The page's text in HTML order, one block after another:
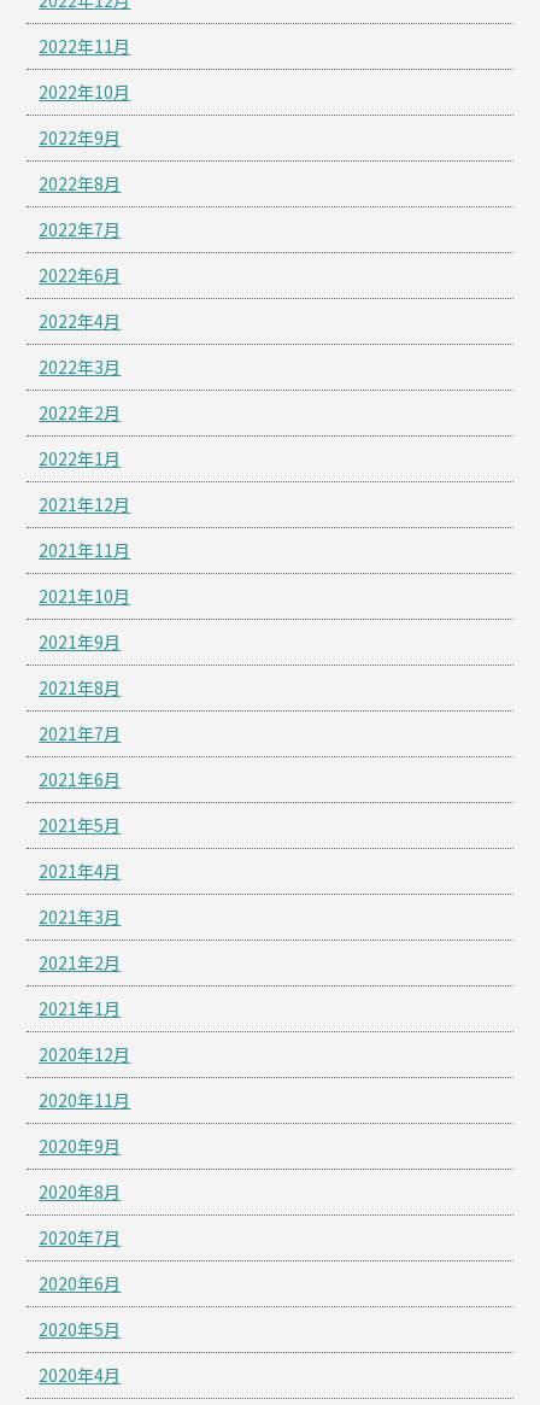
2022年11月
2022年10月
2022年9月
2022年8月
2022年7月
2022年6月
2022年4月
2022年3月
2022年2月
2022年1月
2021年12月
2021年11月
2021年10月
2021年9月
2021年8月
2021年7月
2021年6月
2021年5月
2021年4月
2021年3月
2021年2月
2021年1月
2020年12月
2020年11月
2020年9月
2020年8月
2020年7月
2020年6月
2020年5月
2020年4月